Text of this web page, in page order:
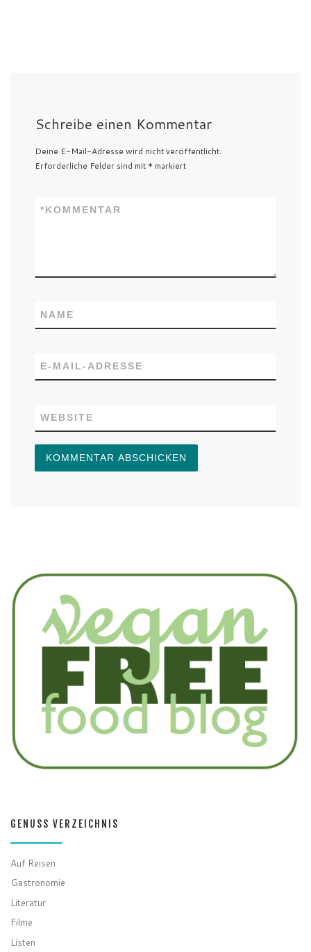
Schreibe einen Kommentar
Deine E-Mail-Adresse wird nicht veröffentlicht.
Erforderliche Felder sind mit * markiert
KOMMENTAR
*
NAME
E-MAIL-ADRESSE
WEBSITE
GENUSS VERZEICHNIS
Auf Reisen
Gastronomie
Literatur
Filme
Listen